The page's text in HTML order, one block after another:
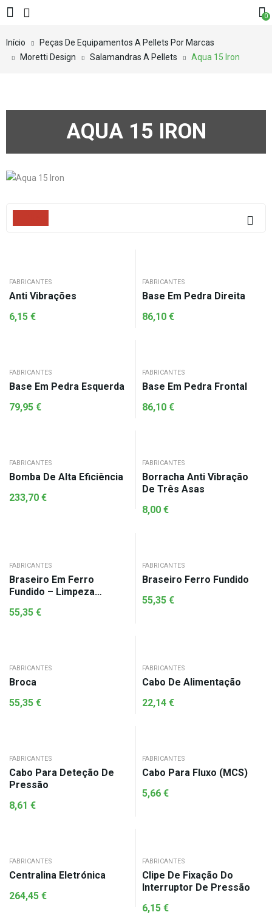
0
Início
Peças De Equipamentos A Pellets Por Marcas
Moretti Design
Salamandras A Pellets Aqua 15 Iron
AQUA 15 IRON
FABRICANTES
Anti Vibrações
6,15 €
FABRICANTES
Base Em Pedra Direita
86,10 €
FABRICANTES
Base Em Pedra Esquerda
79,95 €
FABRICANTES
Base Em Pedra Frontal
86,10 €
FABRICANTES
Bomba De Alta Eficiência
233,70 €
FABRICANTES
Borracha Anti Vibração
De Três Asas
8,00 €
FABRICANTES
Braseiro Em Ferro
Fundido – Limpeza
55,35 €
FABRICANTES
Braseiro Ferro Fundido
55,35 €
FABRICANTES
Broca
55,35 €
FABRICANTES
Cabo De Alimentação
22,14 €
FABRICANTES
Cabo Para Deteção De
Pressão
8,61 €
FABRICANTES
Cabo Para Fluxo (MCS)
5,66 €
FABRICANTES
Centralina Eletrónica
264,45 €
FABRICANTES
Clipe De Fixação Do
Interruptor De Pressão
6,15 €